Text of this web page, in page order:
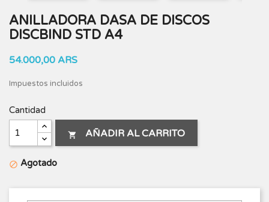
ANILLADORA DASA DE DISCOS
DISCBIND STD A4
54.000,00 ARS
Impuestos incluidos
Cantidad
 AÑADIR AL CARRITO
 Agotado